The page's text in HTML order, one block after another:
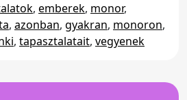
, emberek, monor,
, azonban, gyakran, monoron,
, tapasztalatait, vegyenek